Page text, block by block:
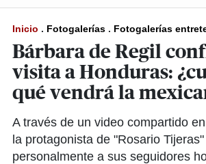
Inicio . Fotogalerías . Fotogalerías
Bárbara de Regil
visita a Honduras:
qué vendrá la
A través de un video compartido
la protagonista de "Rosario
personalmente a sus seguidores